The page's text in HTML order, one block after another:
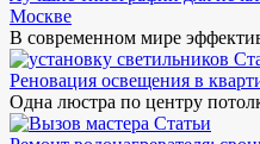
Москве
В современном мире
Реновация освещения в
Одна люстра по центру
Статьи